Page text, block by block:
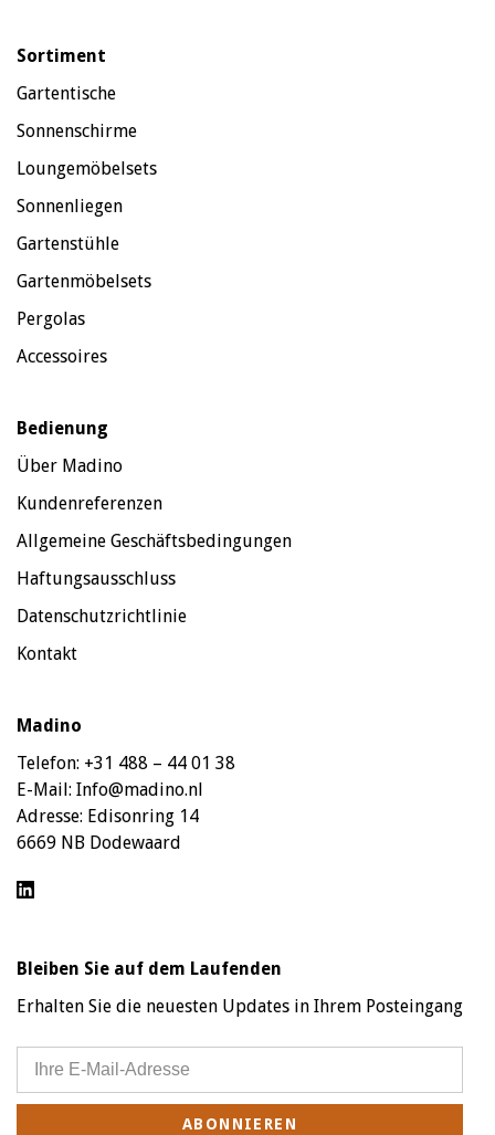
Sortiment
Gartentische
Sonnenschirme
Loungemöbelsets
Sonnenliegen
Gartenstühle
Gartenmöbelsets
Pergolas
Accessoires
Bedienung
Über Madino
Kundenreferenzen
Allgemeine Geschäftsbedingungen
Haftungsausschluss
Datenschutzrichtlinie
Kontakt
Madino
Telefon: +31 488 – 44 01 38
E-Mail: Info@madino.nl
Adresse: Edisonring 14
6669 NB Dodewaard
Bleiben Sie auf dem Laufenden
Erhalten Sie die neuesten Updates in Ihrem Posteingang
ABONNIEREN